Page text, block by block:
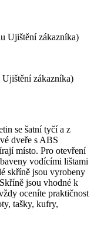
Ujištění zákazníka)
Ujištění zákazníka)
se šatní tyčí a z
dveře s ABS
místo. Pro otevření
vodícími lištami
skříně jsou vyrobeny
jsou vhodné k
oceníte praktičnost
tašky, kufry,